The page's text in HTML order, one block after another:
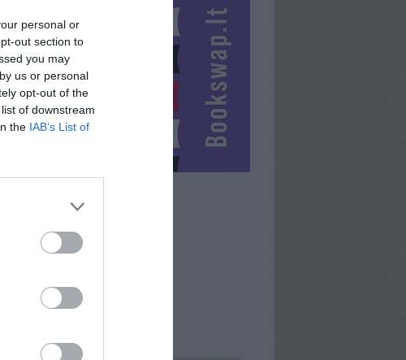
personal or
out section to
you may
us or personal
opt-out of the
of downstream
the IAB’s List of
SAVININKAS
ATLIKO MAINŲ
DAUGIAU DAIKTŲ